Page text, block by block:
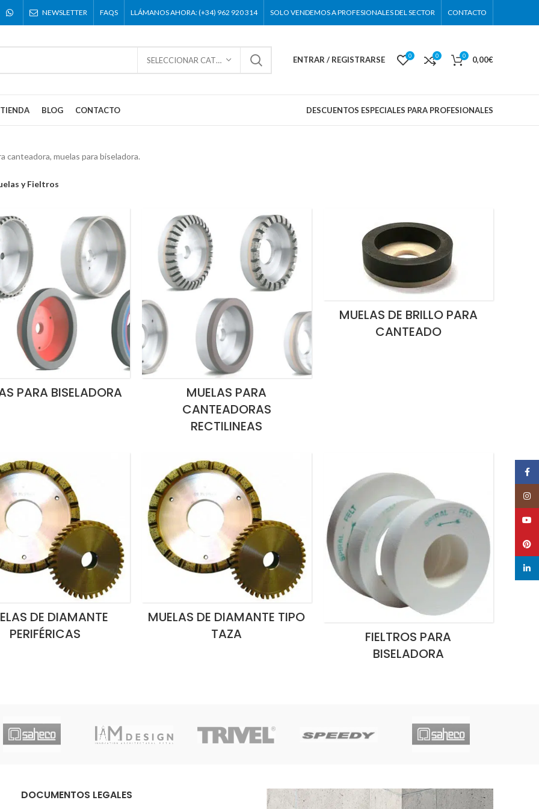
NEWSLETTER FAQS LLÁMANOS AHORA: (+34) 962 920 314 SOLO VENDEMOS A PROFESIONALES DEL SECTOR CONTACTO
SELECCIONAR CATEGORÍA ENTRAR / REGISTRARSE 0 0 0 0,00€
TIENDA BLOG CONTACTO DESCUENTOS ESPECIALES PARA PROFESIONALES
canteadora, muelas para biseladora.
y Fieltros
PARA BISELADORA
MUELAS PARA
CANTEADORAS
RECTILINEAS
MUELAS DE BRILLO PARA
CANTEADO
DE DIAMANTE
PERIFÉRICAS
MUELAS DE DIAMANTE TIPO
TAZA
FIELTROS PARA
BISELADORA
DOCUMENTOS LEGALES